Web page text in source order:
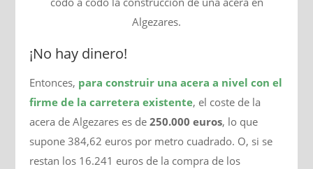
Algezares.
¡No hay dinero!
Entonces, para construir una acera a nivel con el
firme de la carretera existente, el coste de la
acera de Algezares es de250.000 euros, lo que
supone 384,62 euros por metro cuadrado. O, si se
restan los 16.241 euros de la compra de los